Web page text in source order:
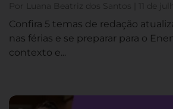
Por Luana Beatriz dos Santos | 11 de
Confira 5 temas de redação
nas férias e se preparar para o
contexto e...